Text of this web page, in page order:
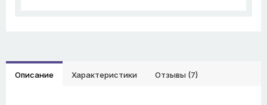
Описание Характеристики Отзывы (7)